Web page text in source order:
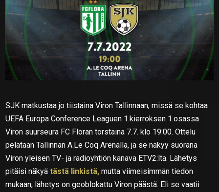
SJK matkustaa jo tiistaina Viron Tallinnaan, missä se kohtaa
UEFA Europa Conference Leaguen 1.kierroksen 1.osassa
Viron suurseura FC Floran torstaina 7.7. klo 19:00. Ottelu
pelataan Tallinnan A.Le Coq Arenalla, ja se näkyy suorana
Viron yleisen TV- ja radioyhtiön kanava ETV2:lta. Lähetys
pitäisi näkyätästä linkistä,mutta viimeisimmän tiedon
mukaan, lähetys on geoblokattu Viron päästä. Eli se vaatii